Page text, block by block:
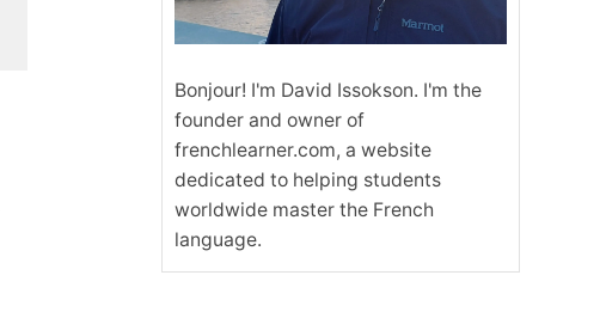
Bonjour! I'm David Issokson. I'm the
founder and owner of
frenchlearner.com, a website
dedicated to helping students
worldwide master the French
language.